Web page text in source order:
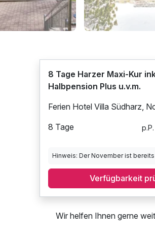
8 Tage Harzer Maxi-Kur
Halbpension Plus u.v.m.
Ferien Hotel Villa Südharz,
8 Tage
Hinweis: Der November ist
Verfügbarkeit
Wir helfen Ihnen gerne